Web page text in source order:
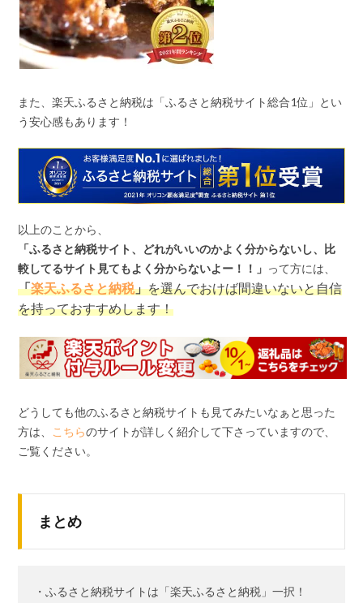
また、楽天ふるさと納税は「ふるさと納税サイト総合1位」とい
う安心感もあります！
以上のことから、
「ふるさと納税サイト、どれがいいのかよく分からないし、比
較してるサイト見てもよく分からないよー！！」 って方には、
「楽天ふるさと納税」を選んでおけば間違いないと自信
を持っておすすめします！
どうしても他のふるさと納税サイトも見てみたいなぁと思った
方は、 こちらのサイトが詳しく紹介して下さっていますので、
ご覧ください。
まとめ
・ふるさと納税サイトは「楽天ふるさと納税」一択！